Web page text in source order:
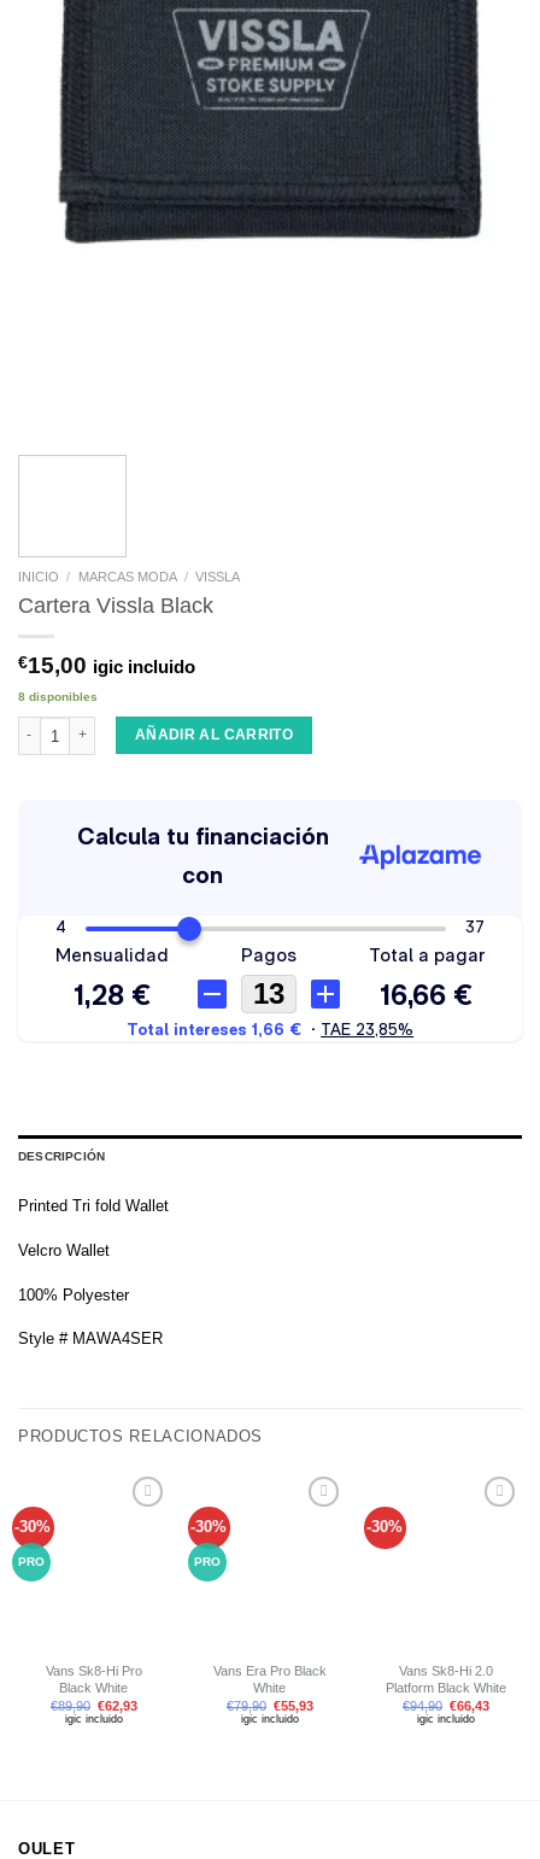
INICIO / MARCAS MODA / VISSLA
Cartera Vissla Black
€15,00 igic incluido
8 disponibles
Cartera Vissla Black cantidad
AÑADIR AL CARRITO
DESCRIPCIÓN
Printed Tri fold Wallet
Velcro Wallet
100% Polyester
Style # MAWA4SER
PRODUCTOS RELACIONADOS
-30%
PRO
Vans Sk8-Hi Pro
Black White
€89,90 €62,93
igic incluido
-30%
PRO
Vans Era Pro Black
White
€79,90 €55,93
igic incluido
-30%
Vans Sk8-Hi 2.0
Platform Black White
€94,90 €66,43
igic incluido
OULET